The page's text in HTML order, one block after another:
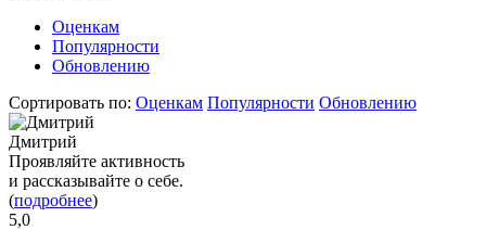
Оценкам
Популярности
Обновлению
Сортировать по: Оценкам Популярности Обновлению
Дмитрий
Проявляйте активность
и рассказывайте о себе.
(подробнее)
5,0